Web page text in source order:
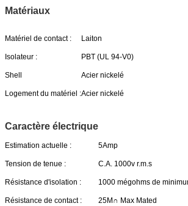
Matériaux
Matériel de contact : Laiton
Isolateur : PBT (UL 94-V0)
Shell Acier nickelé
Logement du matériel :Acier nickelé
Caractère électrique
Estimation actuelle : 5Amp
Tension de tenue : C.A. 1000v r.m.s
Résistance d'isolation : 1000 mégohms de
Résistance de contact : 25M∩ Max Mated